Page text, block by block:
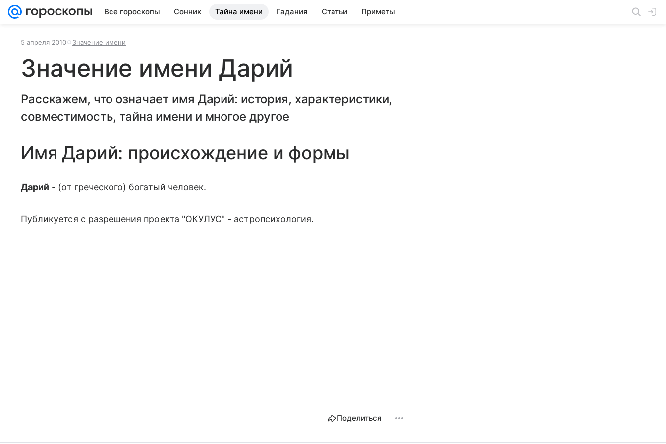
Все гороскопы Сонник Тайна имени Гадания Статьи Приметы
5 апреля 2010 Значение имени
Значение имени Дарий
Расскажем, что означает имя Дарий: история, характеристики,
совместимость, тайна имени и многое другое
Имя Дарий: происхождение и формы
Дарий - (от греческого) богатый человек.
Публикуется с разрешения проекта "ОКУЛУС" - астропсихология.
Поделиться